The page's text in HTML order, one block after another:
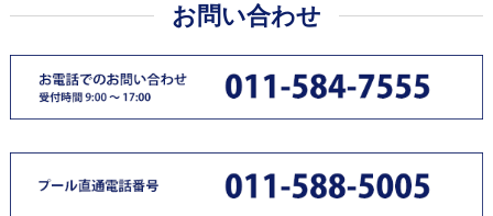
お問い合わせ